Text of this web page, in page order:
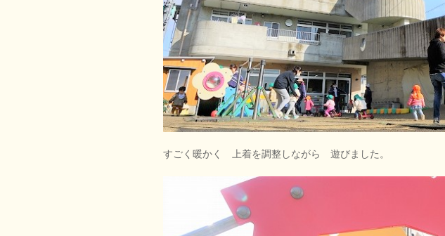
すごく暖かく 上着を調整しながら 遊びました。